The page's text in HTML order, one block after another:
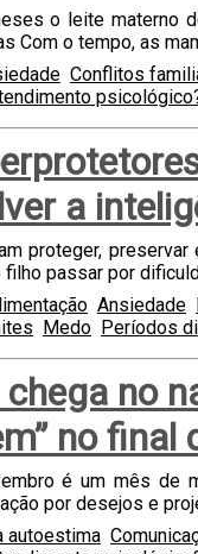
o leite materno
Com o tempo, as
Conflitos
a
proteger,
filho passar por
Ansiedade
Medo Períodos
chega no
no final
é um mês de
por desejos e
autoestima